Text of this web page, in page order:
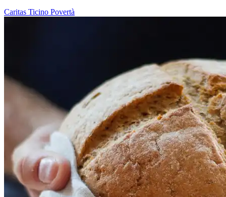
Caritas Ticino Povertà